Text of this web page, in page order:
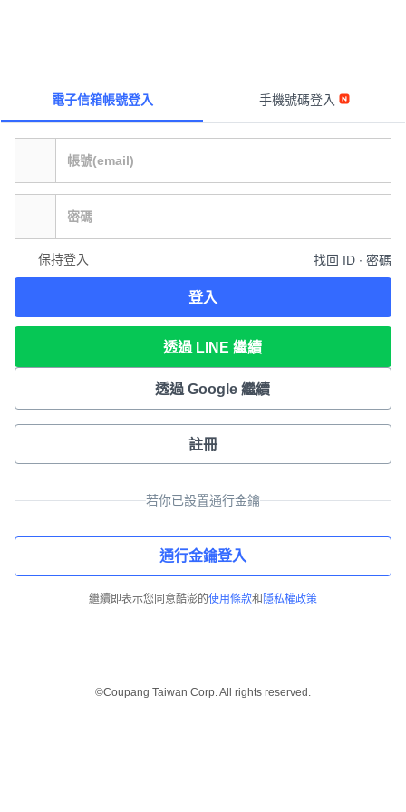
電子信箱帳號登入 手機號碼登入
保持登入 找回 ID ∙ 密碼
登入
透過 LINE 繼續
透過 Google 繼續
註冊
若你已設置通行金鑰
通行金鑰登入
繼續即表示您同意酷澎的使用條款和 隱私權政策
©Coupang Taiwan Corp. All rights reserved.